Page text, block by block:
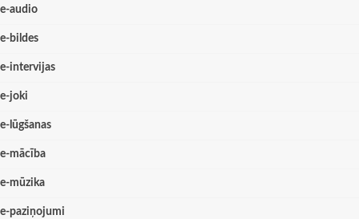
e-audio
e-bildes
e-intervijas
e-joki
e-lūgšanas
e-mācība
e-mūzika
e-paziņojumi